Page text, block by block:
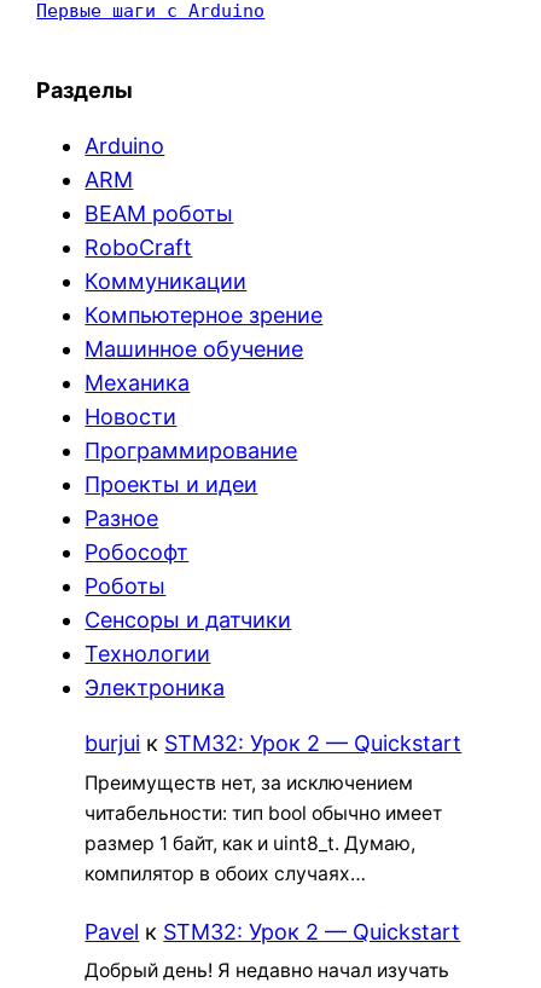
Первые шаги с Arduino
Разделы
Arduino
ARM
BEAM роботы
RoboCraft
Коммуникации
Компьютерное зрение
Машинное обучение
Механика
Новости
Программирование
Проекты и идеи
Разное
Робософт
Роботы
Сенсоры и датчики
Технологии
Электроника
burjui к STM32: Урок 2 — Quickstart
Преимуществ нет, за исключением
читабельности: тип bool обычно имеет
размер 1 байт, как и uint8_t. Думаю,
компилятор в обоих случаях…
Pavel к STM32: Урок 2 — Quickstart
Добрый день! Я недавно начал изучать